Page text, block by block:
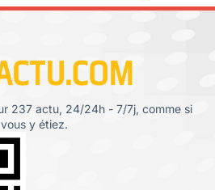
237 actu, 24/24h - 7/7j, comme si
vous y étiez.